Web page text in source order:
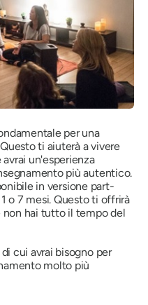
per una
ti aiuterà a vivere
un'esperienza
più autentico.
in versione part-
o 7 mesi. Questo ti offrirà
hai tutto il tempo del
cui avrai bisogno per
molto più